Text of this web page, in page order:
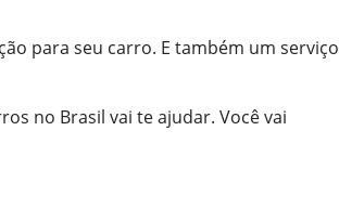
para seu carro. E também um serviço
no Brasil vai te ajudar. Você vai